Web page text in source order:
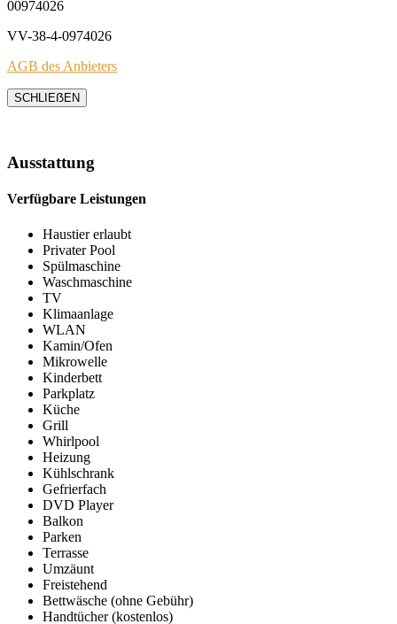
00974026
VV-38-4-0974026
AGB des Anbieters
SCHLIEẞEN
Ausstattung
Verfügbare Leistungen
Haustier erlaubt
Privater Pool
Spülmaschine
Waschmaschine
TV
Klimaanlage
WLAN
Kamin/Ofen
Mikrowelle
Kinderbett
Parkplatz
Küche
Grill
Whirlpool
Heizung
Kühlschrank
Gefrierfach
DVD Player
Balkon
Parken
Terrasse
Umzäunt
Freistehend
Bettwäsche (ohne Gebühr)
Handtücher (kostenlos)